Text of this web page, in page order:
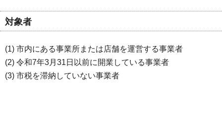
対象者
(1) 市内にある事業所または店舗を運営する事業者
(2) 令和7年3月31日以前に開業している事業者
(3) 市税を滞納していない事業者